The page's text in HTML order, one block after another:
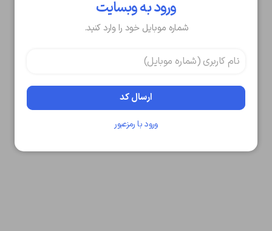
ورود به وبسایت
شماره موبایل خود را وارد کنید.
ارسال کد
ورود با رمزعبور
تایید کد
دریافت مجدد کد:00:59
تایید کد